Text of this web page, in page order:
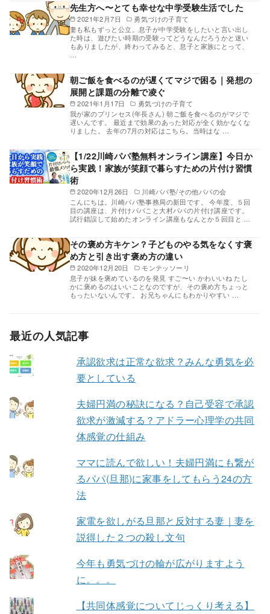
2021年2月7日 勇気づけの子育て
先生方へ〜とても幸せな中学受験生活でした
妻も私もずっと公立。息子が中学受験をしたいと言い出し
た時は、遊びたい時期の受験ってどうなんだろうかと迷い
もありましたが、終わってみると、息子と家族にとって、
…
2021年1月17日 勇気づけの子育て
朝ご飯を食べるのが遅くてマジで困る｜発想の
展開と課題の分離で凌ぐ
我が家のプリンセス(年長さん) 朝ご飯を食べるのがマジで
遅いんです。 最近まで効果のあった対応が全く効かなくな
りました。 去年の7月の対応はこちら。当時はな …
2020年12月26日 川崎パパ塾/その他パパの会
【1/22川崎パパ塾無料オンライン講座】今日か
ら実践！家族が笑顔で暮らすための片付け習慣
術
こんにちは。川崎パパ塾事務局の新田です。 今年度、５回
目の講座は、片付けパパこと大村パパの片付け講座です。
試行錯誤して始めたオンライン講座もなんとか５回目と …
2020年12月20日 モンテッソーリ
その褒め方キケン？子どものやる気をなくす褒
め方と引き出す褒め方の違い
息子が妹を褒めているのを発見 すご〜い かわいいね たし
かに褒めるのはいいことなのですが、その褒め方ちょっと
もったいないんです。 お兄ちゃんにもわかりやすい …
最近の人気記事
承認欲求は正常な欲求？みんな勇気を必
要としている
夫婦円満の秘訣になる？自己受容で承認
欲求が激減する？アドラー心理学の共同
体感覚の仕組み
ママに読んで欲しい！夫婦円満にも繋が
るパパ(旦那)に家事をしてもらう24の方
法
家電を欲しがる旦那と反対する妻｜妻を
説得した２つの殺し文句
今年も勇気づけの輪が広がりますよう
に。。。
【共同体感覚についてじっくり考える】